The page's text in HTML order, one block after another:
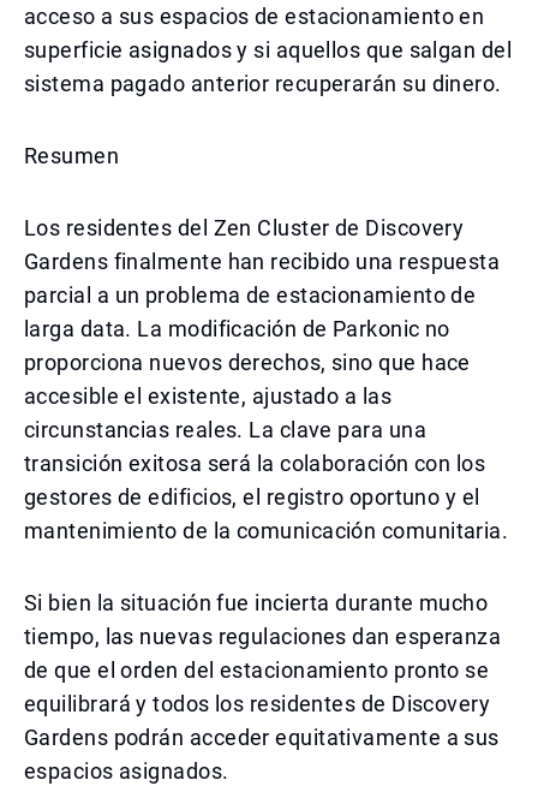
acceso a sus espacios de estacionamiento en
superficie asignados y si aquellos que salgan del
sistema pagado anterior recuperarán su dinero.
Resumen
Los residentes del Zen Cluster de Discovery
Gardens finalmente han recibido una respuesta
parcial a un problema de estacionamiento de
larga data. La modificación de Parkonic no
proporciona nuevos derechos, sino que hace
accesible el existente, ajustado a las
circunstancias reales. La clave para una
transición exitosa será la colaboración con los
gestores de edificios, el registro oportuno y el
mantenimiento de la comunicación comunitaria.
Si bien la situación fue incierta durante mucho
tiempo, las nuevas regulaciones dan esperanza
de que el orden del estacionamiento pronto se
equilibrará y todos los residentes de Discovery
Gardens podrán acceder equitativamente a sus
espacios asignados.